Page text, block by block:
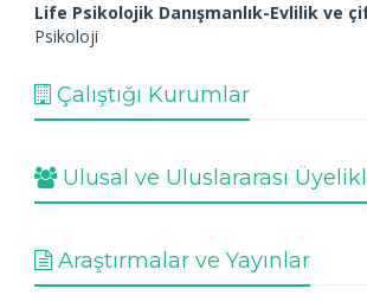
Life Psikolojik Danışmanlık-Evlilik ve
Psikoloji
Çalıştığı Kurumlar
Ulusal ve Uluslararası
Araştırmalar ve Yayınlar